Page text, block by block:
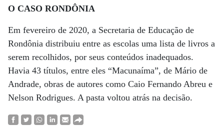
O CASO RONDÔNIA
Em fevereiro de 2020, a Secretaria de Educação de
Rondônia distribuiu entre as escolas uma lista de livros a
serem recolhidos, por seus conteúdos inadequados.
Havia 43 títulos, entre eles “Macunaíma”, de Mário de
Andrade, obras de autores como Caio Fernando Abreu e
Nelson Rodrigues. A pasta voltou atrás na decisão.